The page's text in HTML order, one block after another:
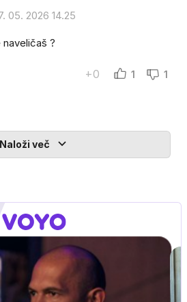
05. 2026 14.25
naveličaš ?
+0 1 1
Naloži več